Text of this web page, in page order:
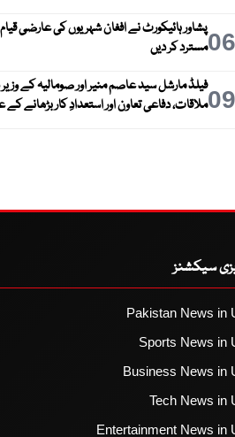
06پشاور ہائیکورٹ نے افغان شہریوں کی عارضی
مسترد کر دیں
09فیلڈ مارشل سید عاصم منیر اور صومالیہ کے
ملاقات، دفاعی تعاون اور استعدادِ کار بڑھانے کے
سیکشنز
Pakistan News in
Sports News in
Business News in
Tech News in
Entertainment News in